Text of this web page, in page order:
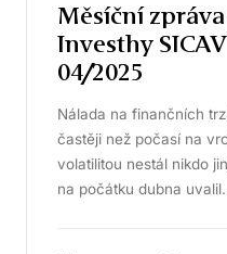
Měsíční
Investhy
04/2025
Nálada na finančních
častěji než počasí na
volatilitou nestál nikdo
na počátku dubna